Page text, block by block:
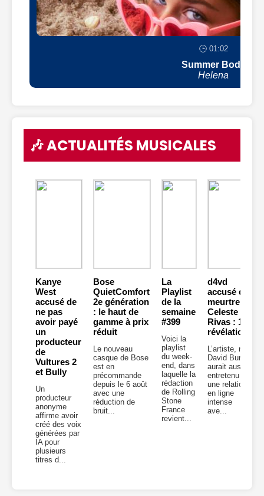
🕒 01:02
Summer Body
Helena
🎶 ACTUALITÉS MUSICALES
Kanye
West
accusé de
ne pas
avoir payé
un
producteur
de
Vultures 2
et Bully
Un
producteur
anonyme
affirme avoir
créé des voix
générées par
IA pour
plusieurs
titres d...
Bose
QuietComfort
2e génération
: le haut de
gamme à prix
réduit
Le nouveau
casque de Bose
est en
précommande
depuis le 6 août
avec une
réduction de
bruit...
La
Playlist
de la
semaine
#399
Voici la
playlist
du week-
end, dans
laquelle la
rédaction
de Rolling
Stone
France
revient...
d4vd
accusé du
meurtre de
Celeste
Rivas : 10
révélations
L’artiste, né
David Burke,
aurait aussi
entretenu
une relation
en ligne
intense
ave...